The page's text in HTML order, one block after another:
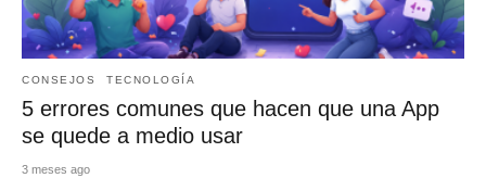
CONSEJOS TECNOLOGÍA
5 errores comunes que hacen que una App
se quede a medio usar
3 meses ago